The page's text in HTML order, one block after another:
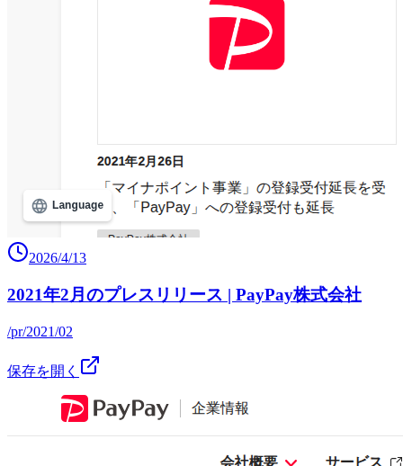
2026/4/13
2021年2月のプレスリリース | PayPay株式会社
/pr/2021/02
保存を開く